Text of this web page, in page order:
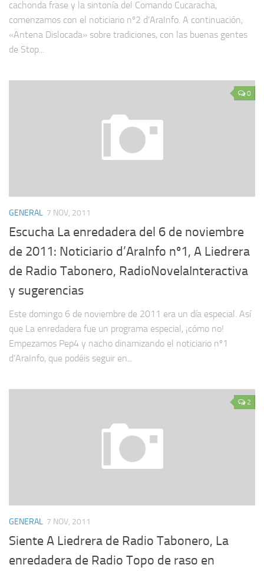
cachonda frase y la sintonía del Comando Cucaracha,
comenzamos con el noticiario nº2 d’AraInfo. A continuación,
«Antena Dislocada» sobre tradiciones, con las buenas gentes
de Stop...
0
GENERAL 7 NOV, 2011
Escucha La enredadera del 6 de noviembre
de 2011: Noticiario d’AraInfo nº1, A Liedrera
de Radio Tabonero, RadioNovelaInteractiva
y sugerencias
Este domingo 6 de noviembre de 2011 era un día especial. Así
que La enredadera fue un programa especial, ¡cómo no!
Empezamos Pep4 y nacho dinamizando el noticiario nº1
d’AraInfo, que podéis seguir en...
2
GENERAL 7 NOV, 2011
Siente A Liedrera de Radio Tabonero, La
enredadera de Radio Topo de raso en